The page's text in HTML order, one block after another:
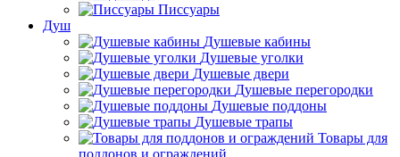
Писсуары
Душ
Душевые кабины
Душевые уголки
Душевые двери
Душевые перегородки
Душевые поддоны
Душевые трапы
Товары для
поддонов и ограждений